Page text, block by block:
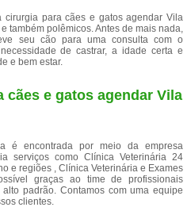
cirurgia para cães e gatos agendar Vila
também polêmicos. Antes de mais nada,
seu cão para uma consulta com o
de castrar, a idade certa e
e bem estar.
e gatos agendar Vila
é encontrada por meio da empresa
serviços como Clínica Veterinária 24
e regiões , Clínica Veterinária e Exames
graças ao time de profissionais
padrão. Contamos com uma equipe
clientes.